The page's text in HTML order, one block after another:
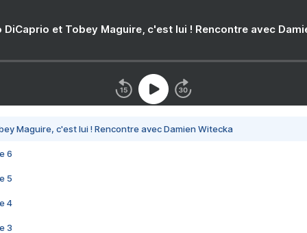
DiCaprio et Tobey Maguire, c'est lui ! Rencontre avec
Maguire, c'est lui ! Rencontre avec Damien Witecka
6
5
4
3